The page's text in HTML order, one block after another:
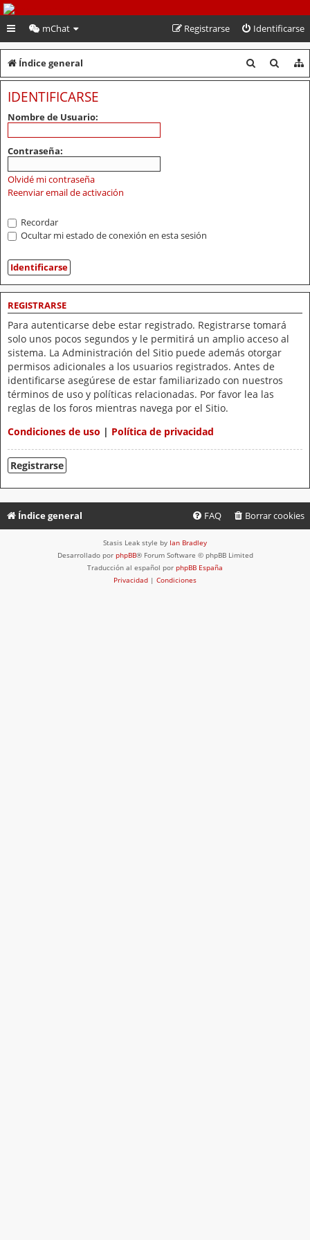
PeruVoley.com
mChat Identificarse
Registrarse
Índice general
u
u
IDENTIFICARSE
Nombre de Usuario:
Contraseña:
Olvidé mi contraseña
Reenviar email de activación
Recordar
Ocultar mi estado de conexión en esta sesión
REGISTRARSE
Para autenticarse debe estar registrado. Registrarse tomará
solo unos pocos segundos y le permitirá un amplio acceso al
sistema. La Administración del Sitio puede además otorgar
permisos adicionales a los usuarios registrados. Antes de
identificarse asegúrese de estar familiarizado con nuestros
términos de uso y políticas relacionadas. Por favor lea las
reglas de los foros mientras navega por el Sitio.
Condiciones de uso | Política de privacidad
Registrarse
Índice general Borrar cookies
FAQ
Stasis Leak style by Ian Bradley
Desarrollado por phpBB® Forum Software © phpBB Limited
Traducción al español por phpBB España
Privacidad | Condiciones